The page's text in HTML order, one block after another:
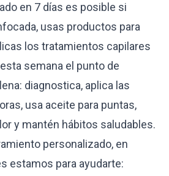
en 7 días es posible si
usas productos para
los tratamientos capilares
semana el punto de
diagnostica, aplica las
usa aceite para puntas,
y mantén hábitos saludables.
personalizado, en
estamos para ayudarte: